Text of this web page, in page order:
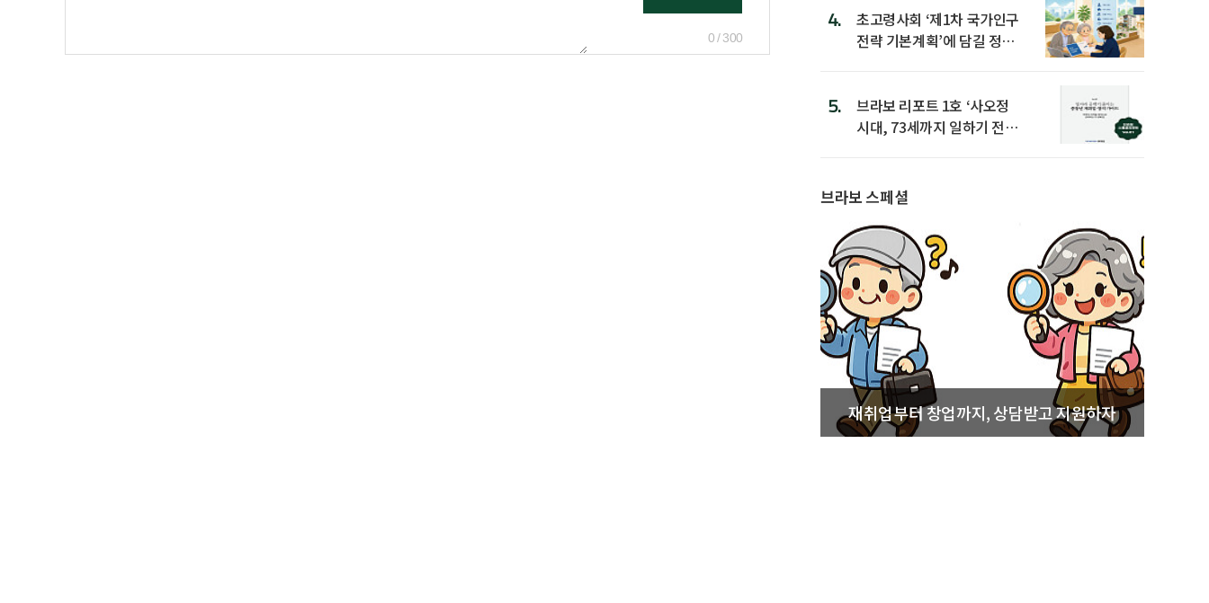
0 / 300
4.
초고령사회 ‘제1차 국가인구
전략 기본계획’에 담길 정책
5.
브라보 리포트 1호 ‘사오정
시대, 73세까지 일하기 전략’
브라보 스페셜
재취업부터 창업까지, 상담받고 지원하자